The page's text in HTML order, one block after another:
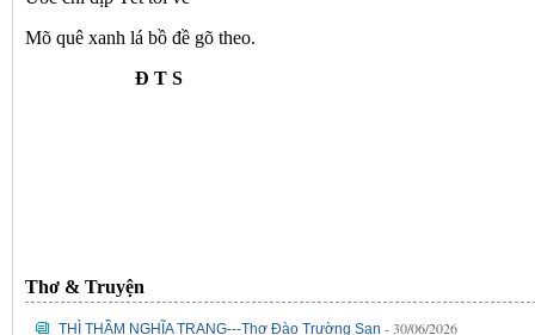
Mõ quê xanh lá bồ đề gõ theo.
Đ T S
Thơ & Truyện
THÌ THẦM NGHĨA TRANG---Thơ Đào Trường San - 30/06/2026